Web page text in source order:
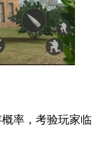
率，考验玩家临